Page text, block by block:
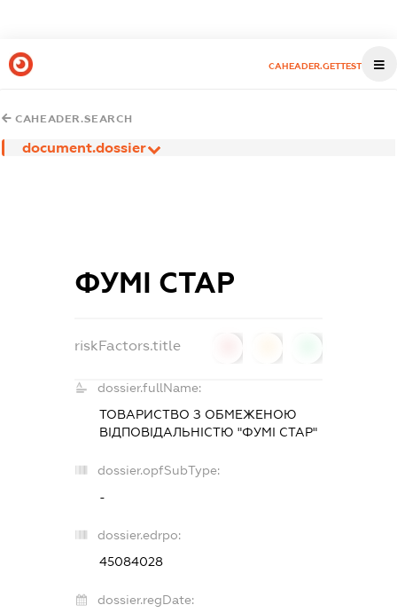
CAHEADER.GETTEST
CAHEADER.SEARCH
document.dossier
ФУМІ СТАР
riskFactors.title
dossier.fullName:
ТОВАРИСТВО З ОБМЕЖЕНОЮ
ВІДПОВІДАЛЬНІСТЮ "ФУМІ СТАР"
dossier.opfSubType:
-
dossier.edrpo:
45084028
dossier.regDate: